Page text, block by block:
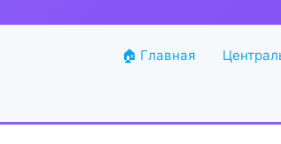
🏠 Главная